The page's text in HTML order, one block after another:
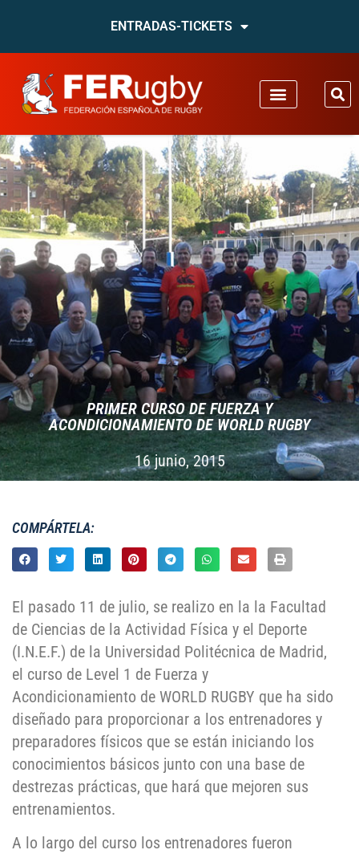
ENTRADAS-TICKETS
PRIMER CURSO DE FUERZA Y
ACONDICIONAMIENTO DE WORLD RUGBY
16 junio, 2015
COMPÁRTELA:
El pasado 11 de julio, se realizo en la la Facultad
de Ciencias de la Actividad Física y el Deporte
(I.N.E.F.) de la Universidad Politécnica de Madrid,
el curso de Level 1 de Fuerza y
Acondicionamiento de WORLD RUGBY que ha sido
diseñado para proporcionar a los entrenadores y
preparadores físicos que se están iniciando los
conocimientos básicos junto con una base de
destrezas prácticas, que hará que mejoren sus
entrenamientos.
A lo largo del curso los entrenadores fueron